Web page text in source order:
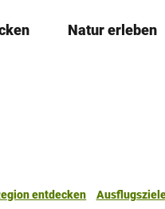
Natur erleben
entdecken